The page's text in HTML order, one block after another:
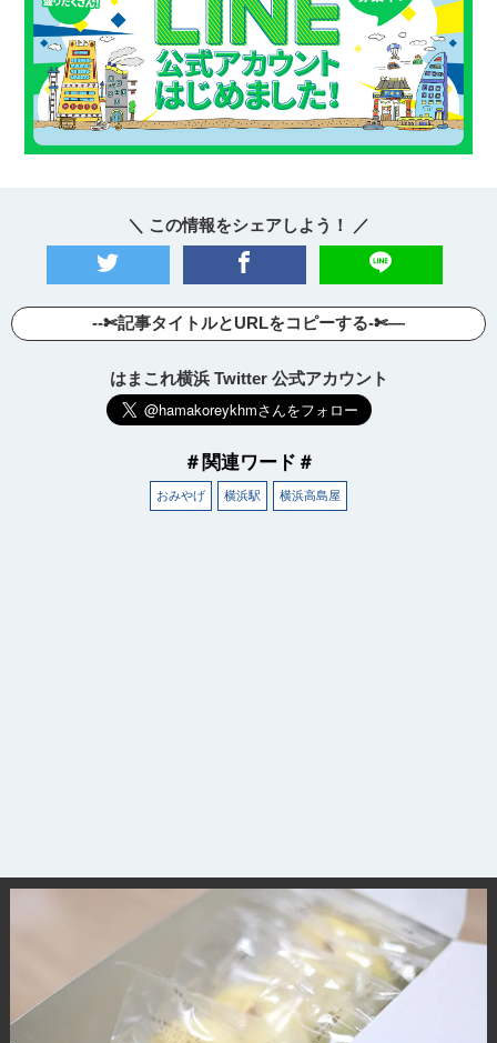
＼ この情報をシェアしよう！ ／
--✄記事タイトルとURLをコピーする-✄—
はまこれ横浜 Twitter 公式アカウント
＃関連ワード＃
おみやげ 横浜駅 横浜高島屋